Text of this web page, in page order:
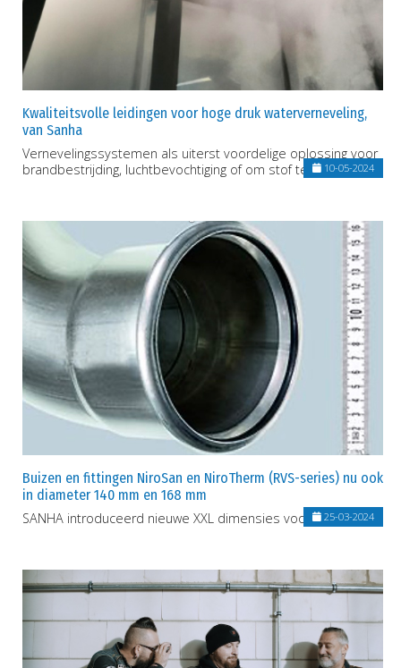
Kwaliteitsvolle leidingen voor hoge druk waterverneveling,
van Sanha
Vernevelingssystemen als uiterst voordelige oplossing voor
brandbestrijding, luchtbevochtiging of om stof tegen te gaan
10-05-2024
Buizen en fittingen NiroSan en NiroTherm (RVS-series) nu ook
in diameter 140 mm en 168 mm
SANHA introduceerd nieuwe XXL dimensies voor RVS-series
25-03-2024